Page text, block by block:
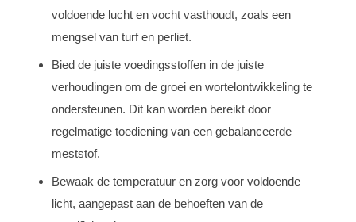
voldoende lucht en vocht vasthoudt, zoals een
mengsel van turf en perliet.
Bied de juiste voedingsstoffen in de juiste
verhoudingen om de groei en wortelontwikkeling te
ondersteunen. Dit kan worden bereikt door
regelmatige toediening van een gebalanceerde
meststof.
Bewaak de temperatuur en zorg voor voldoende
licht, aangepast aan de behoeften van de